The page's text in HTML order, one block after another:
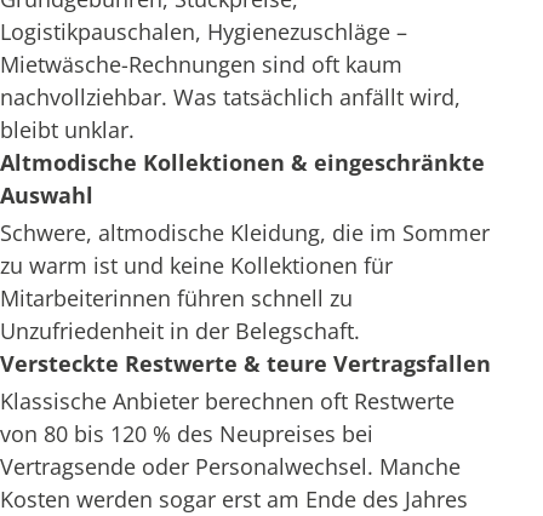
Logistikpauschalen, Hygienezuschläge –
Mietwäsche-Rechnungen sind oft kaum
nachvollziehbar. Was tatsächlich anfällt wird,
bleibt unklar.
Altmodische Kollektionen & eingeschränkte
Auswahl
Schwere, altmodische Kleidung, die im Sommer
zu warm ist und keine Kollektionen für
Mitarbeiterinnen führen schnell zu
Unzufriedenheit in der Belegschaft.
Versteckte Restwerte & teure Vertragsfallen
Klassische Anbieter berechnen oft Restwerte
von 80 bis 120 % des Neupreises bei
Vertragsende oder Personalwechsel. Manche
Kosten werden sogar erst am Ende des Jahres